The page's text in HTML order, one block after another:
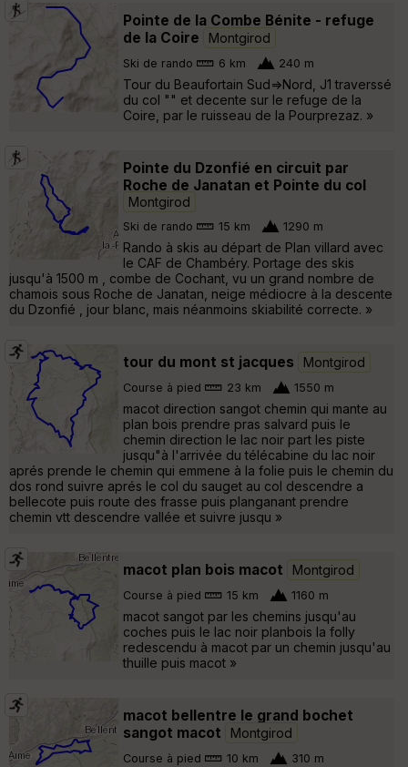
Pointe de la Combe Bénite - refuge
de la Coire
Montgirod
Ski de rando 6 km 240 m
Tour du Beaufortain Sud=>Nord, J1 traverssé
du col "" et decente sur le refuge de la
Coire, par le ruisseau de la Pourprezaz. »
Pointe du Dzonfié en circuit par
Roche de Janatan et Pointe du col
Montgirod
Ski de rando 15 km 1290 m
Rando à skis au départ de Plan villard avec
le CAF de Chambéry. Portage des skis
jusqu'à 1500 m , combe de Cochant, vu un grand nombre de
chamois sous Roche de Janatan, neige médiocre à la descente
du Dzonfié , jour blanc, mais néanmoins skiabilité correcte. »
tour du mont st jacques Montgirod
Course à pied 23 km 1550 m
macot direction sangot chemin qui mante au
plan bois prendre pras salvard puis le
chemin direction le lac noir part les piste
jusqu"à l'arrivée du télécabine du lac noir
aprés prende le chemin qui emmene à la folie puis le chemin du
dos rond suivre aprés le col du sauget au col descendre a
bellecote puis route des frasse puis planganant prendre
chemin vtt descendre vallée et suivre jusqu »
macot plan bois macot Montgirod
Course à pied 15 km 1160 m
macot sangot par les chemins jusqu'au
coches puis le lac noir planbois la folly
redescendu à macot par un chemin jusqu'au
thuille puis macot »
macot bellentre le grand bochet
sangot macot
Montgirod
Course à pied 10 km 310 m